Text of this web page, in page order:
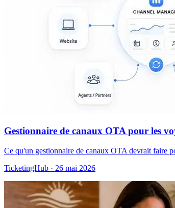
Gestionnaire de canaux OTA pour les
Ce qu'un gestionnaire de canaux OTA devrait faire
TicketingHub · 26 mai 2026